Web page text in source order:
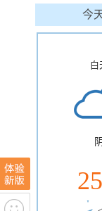
今
白
阴
25